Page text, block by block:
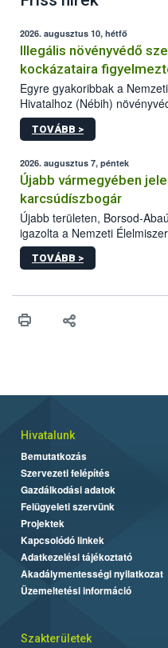
2026. augusztus 10, hétfő
Illegális növényvédő
kockázataira
Egyre gyakoribbak a
Hivatalhoz (Nébih)
honlapok kapcsán érkező
termékeket kínáló kéretlen online reklámok
összegyűjtötte az illegális
előforduló árulkodó jeleket,
vásárlás kockázatait.
TOVÁBB >
2026. augusztus 7, péntek
Újabb vármegyében
karcsúdíszbogár
Újabb területen, Borsod-
igazolta a Nemzeti
kőrisrontó karcsúdíszbogár
kártevőt nem csak
az intenzív felderítést,
TOVÁBB >
Hivatalunk
Bemutatkozás
Szervezeti felépítés
Gazdálkodási adatok
Felügyeleti szervünk
Projektek
Kapcsolódó linkek
Adatkezelési tájékoztató
Akadálymentességi nyilatkozat
Üzemeltetési információ
Szakterületek